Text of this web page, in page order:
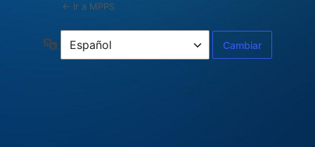
← Ir a MPPS
Idioma